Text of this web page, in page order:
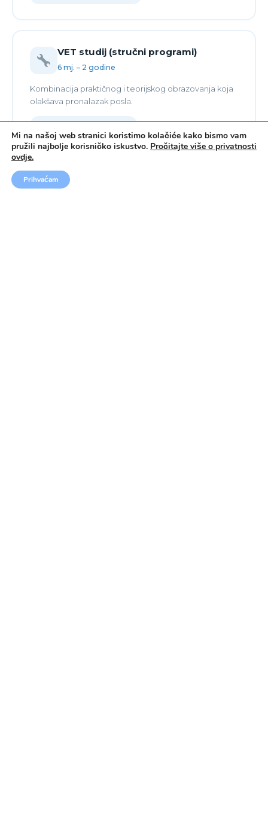
VET studij (stručni programi)
6 mj. – 2 godine
Kombinacija praktičnog i teorijskog obrazovanja koja
olakšava pronalazak posla.
Doktorski studij (PhD)
Mi na našoj web stranici koristimo kolačiće kako bismo vam
pružili najbolje korisničko iskustvo. Pročitajte više o privatnosti
ovdje.
Prihvaćam